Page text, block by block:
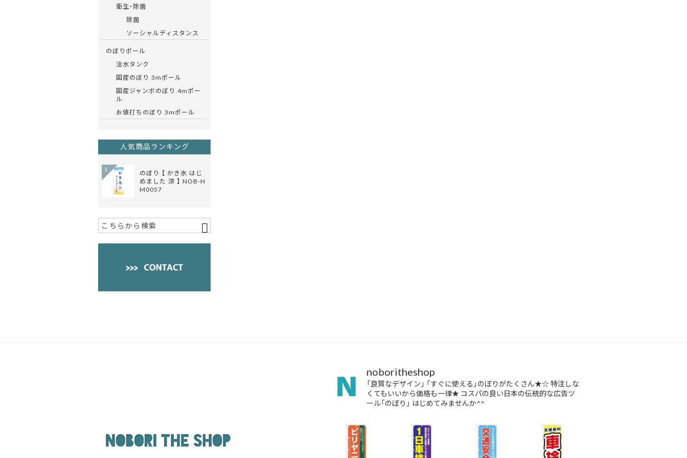
衛生・除菌
除菌
ソーシャルディスタンス
のぼりポール
注水タンク
国産のぼり 3mポール
国産ジャンボのぼり 4mポー
ル
お値打ちのぼり 3mポール
人気商品ランキング
のぼり 【 かき氷 はじ
めました 涼 】 NOB-H
M0057
1
noboritheshop
「良質なデザイン」 「すぐに使える」のぼりがたくさん★☆特注しな
くてもいいから価格も一律★ コスパの良い日本の伝統的な広告ツ
ール「のぼり」 はじめてみませんか^^